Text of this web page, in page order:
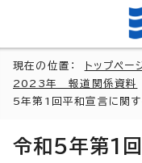
現在の位置： トップペー
2023年 報道関係資料
5年第1回平和宣言に関
令和5年第1